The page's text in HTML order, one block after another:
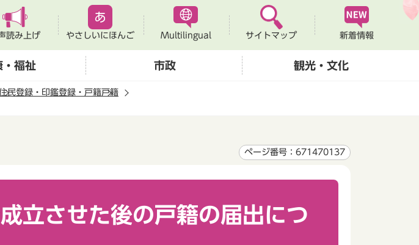
読み上げ やさしいにほんご Multilingual サイトマップ 新着情報
・福祉 市政 観光・文化
民登録・印鑑登録・戸籍戸籍
ページ番号：671470137
立させた後の戸籍の届出につ